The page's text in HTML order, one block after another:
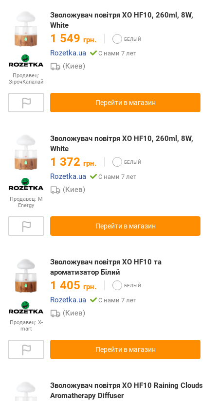
Продавец:
ЗірочКапалай
Зволожувач повітря XO HF10, 260ml, 8W,
White
1 549 грн.
Rozetka.ua
С нами 7 лет
(Киев)
Перейти в магазин
Продавец: M
Energy
Зволожувач повітря XO HF10, 260ml, 8W,
White
1 372 грн.
Rozetka.ua
С нами 7 лет
(Киев)
Перейти в магазин
Продавец: X-
mart
Зволожувач повітря XO HF10 та
ароматизатор Білий
1 405 грн.
Rozetka.ua
С нами 7 лет
(Киев)
Перейти в магазин
Зволожувач повітря XO HF10 Raining Clouds
Aromatherapy Diffuser